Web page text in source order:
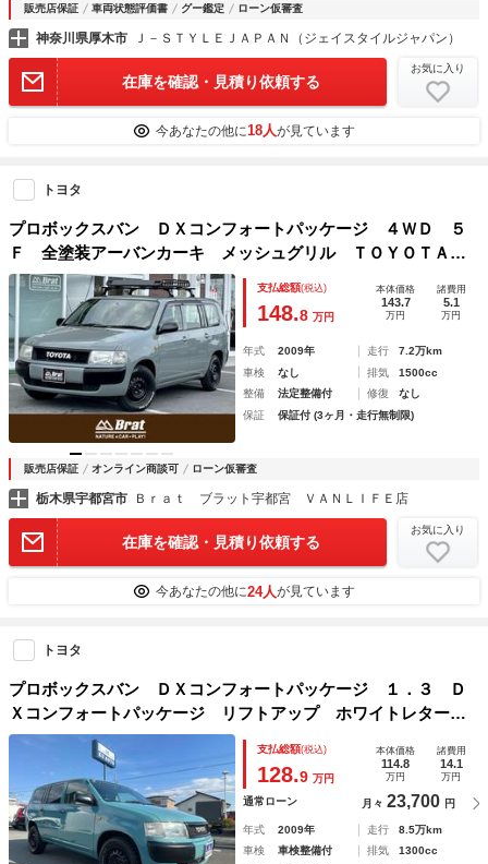
販売店保証 車両状態評価書 グー鑑定 ローン仮審査
神奈川県厚木市 Ｊ－ＳＴＹＬＥＪＡＰＡＮ（ジェイスタイルジャパン）
在庫を確認・見積り依頼する
お気に入り
今あなたの他に18人が見ています
トヨタ
プロボックスバン ＤＸコンフォートパッケージ ４ＷＤ ５
Ｆ 全塗装アーバンカーキ メッシュグリル ＴＯＹＯＴＡロ
ゴ エンブレム／ドアミラー／ドアハンドル／バンパーブラッ
ク塗装 純正ナビ バックカメラ ＢＴ接続 ワンセグＴＶ
ルーフラック キャリア
支払総額(税込)
148.8 万円
本体価格
143.7
万円
諸費用
5.1
万円
年式 2009年 走行
7.2万km
車検
なし 排気
1500cc
整備
法定整備付 修復
なし
保証
保証付 (3ヶ月・走行無制限)
販売店保証 オンライン商談可 ローン仮審査
栃木県宇都宮市 Ｂｒａｔ ブラット宇都宮 ＶＡＮＬＩＦＥ店
在庫を確認・見積り依頼する
お気に入り
今あなたの他に24人が見ています
トヨタ
プロボックスバン ＤＸコンフォートパッケージ １．３ Ｄ
Ｘコンフォートパッケージ リフトアップ ホワイトレタータ
イヤ リフトアップ トヨタロゴグリル キーレス シートカ
バー ドラレコ
支払総額(税込)
128.9 万円
本体価格
114.8
万円
諸費用
14.1
万円
通常ローン 月々 23,700 円
年式 2009年 走行
8.5万km
車検
車検整備付 排気
1300cc